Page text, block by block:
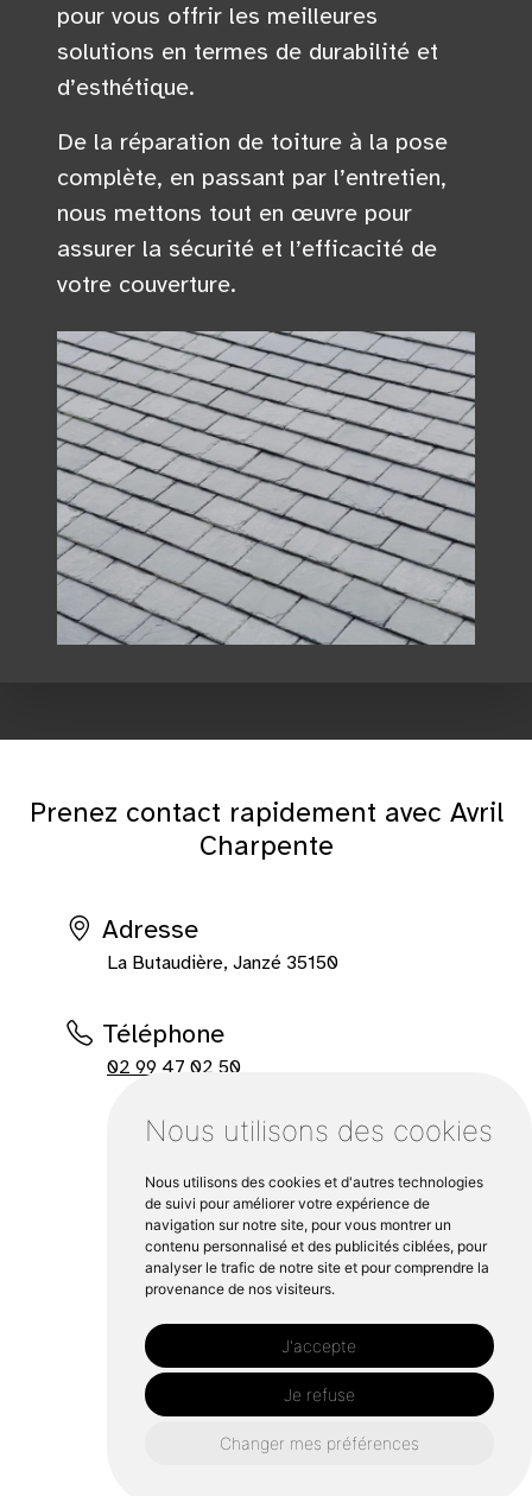
Nous utilisons des cookies
Nous utilisons des cookies et d'autres technologies
de suivi pour améliorer votre expérience de
navigation sur notre site, pour vous montrer un
contenu personnalisé et des publicités ciblées, pour
analyser le trafic de notre site et pour comprendre la
provenance de nos visiteurs.
J'accepte
Je refuse
Changer mes préférences
pour vous offrir les meilleures
solutions en termes de durabilité et
d’esthétique.
De la réparation de toiture à la pose
complète, en passant par l’entretien,
nous mettons tout en œuvre pour
assurer la sécurité et l’efficacité de
votre couverture.
Prenez contact rapidement avec Avril
Charpente
Adresse
La Butaudière, Janzé 35150
Téléphone
02 99 47 02 50